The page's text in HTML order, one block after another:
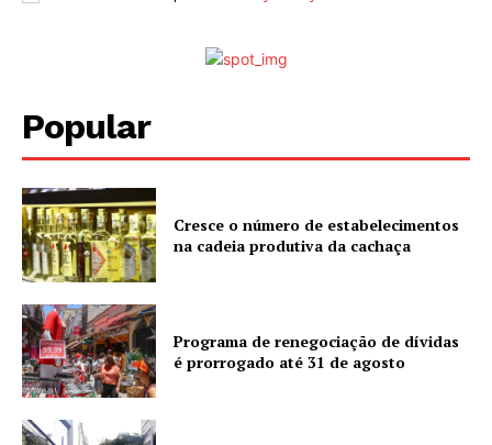
Popular
Cresce o número de estabelecimentos
na cadeia produtiva da cachaça
Programa de renegociação de dívidas
é prorrogado até 31 de agosto